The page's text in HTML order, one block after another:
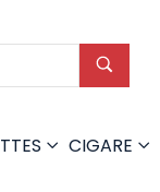
CIGARE